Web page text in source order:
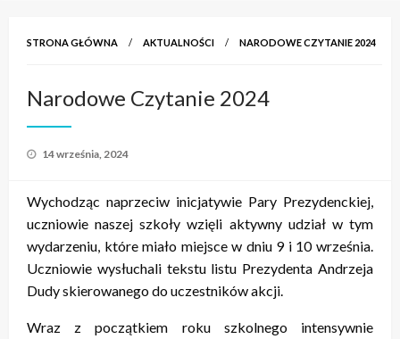
STRONA GŁÓWNA AKTUALNOŚCI NARODOWE CZYTANIE 2024
Narodowe Czytanie 2024
Opublikowane
14 września, 2024
Wychodząc naprzeciw inicjatywie Pary Prezydenckiej,
uczniowie naszej szkoły wzięli aktywny udział w tym
wydarzeniu, które miało miejsce w dniu 9 i 10 września.
Uczniowie wysłuchali tekstu listu Prezydenta Andrzeja
Dudy skierowanego do uczestników akcji.
Wraz z początkiem roku szkolnego intensywnie